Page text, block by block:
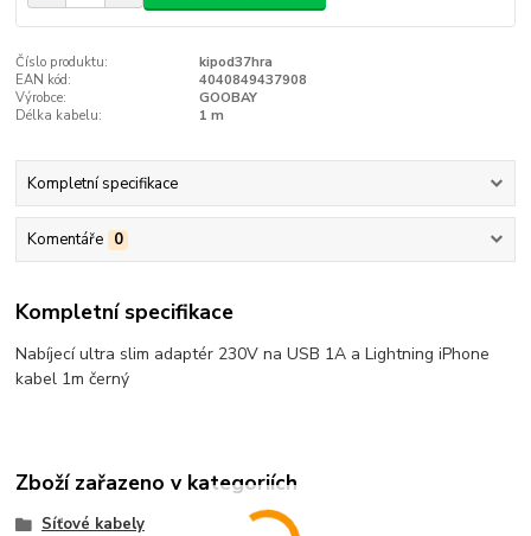
Číslo produktu:
kipod37hra
EAN kód:
4040849437908
Výrobce:
GOOBAY
Délka kabelu:
1 m
Kompletní specifikace
Komentáře 0
Kompletní specifikace
Nabíjecí ultra slim adaptér 230V na USB 1A a Lightning iPhone
kabel 1m černý
Zboží zařazeno v kategoriích
Síťové kabely